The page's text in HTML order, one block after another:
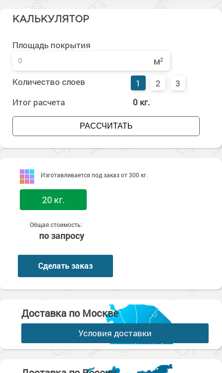
Морозостойкие краски для фасада
КАЛЬКУЛЯТОР
Площадь покрытия
м2
Количество слоев 1 2
3
Итог расчета
0 кг.
РАССЧИТАТЬ
Изготавливается под заказ от 300 кг.
20 кг.
Общая стоимость:
по запросу
Сделать заказ
Доставка по Москве
Условия доставки